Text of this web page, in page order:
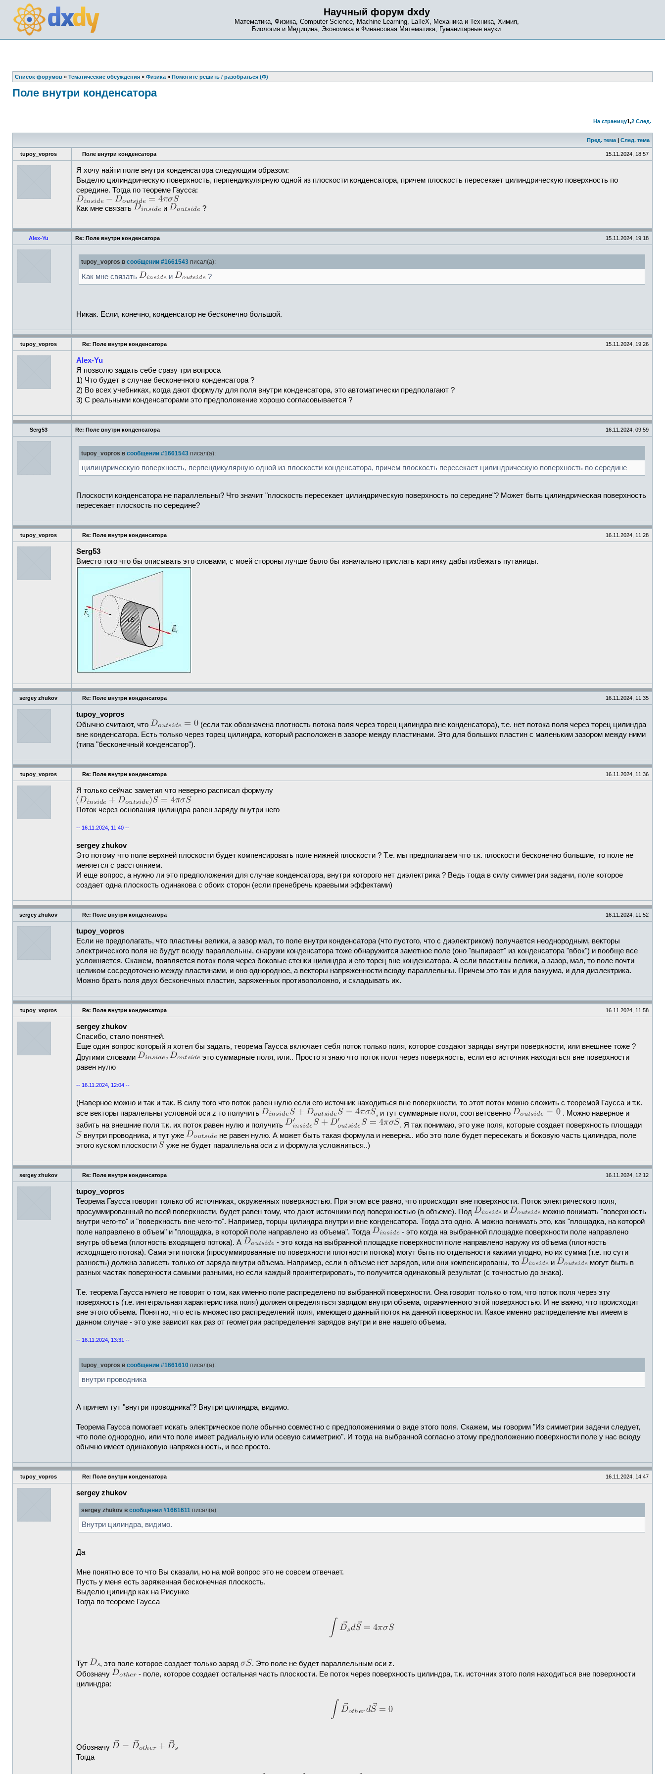
Научный форум dxdy
Математика, Физика, Computer Science, Machine Learning, LaTeX, Механика и Техника, Химия,
Биология и Медицина, Экономика и Финансовая Математика, Гуманитарные науки
Список форумов » Тематические обсуждения » Физика » Помогите решить / разобраться (Ф)
Поле внутри конденсатора
На страницу1,2 След.
Пред. тема | След. тема
tupoy_vopros Поле внутри конденсатора 15.11.2024, 18:57
Я хочу найти поле внутри конденсатора следующим образом:
Выделю цилиндрическую поверхность, перпендикулярную одной из плоскости конденсатора, причем плоскость пересекает цилиндрическую поверхность по
середине. Тогда по теореме Гаусса:
Как мне связать и ?
Alex-Yu Re: Поле внутри конденсатора 15.11.2024, 19:18
tupoy_vopros в сообщении #1661543 писал(а):
Как мне связать и ?
Никак. Если, конечно, конденсатор не бесконечно большой.
tupoy_vopros Re: Поле внутри конденсатора 15.11.2024, 19:26
Alex-Yu
Я позволю задать себе сразу три вопроса
1) Что будет в случае бесконечного конденсатора ?
2) Во всех учебниках, когда дают формулу для поля внутри конденсатора, это автоматически предполагают ?
3) С реальными конденсаторами это предположение хорошо согласовывается ?
Serg53 Re: Поле внутри конденсатора 16.11.2024, 09:59
tupoy_vopros в сообщении #1661543 писал(а):
цилиндрическую поверхность, перпендикулярную одной из плоскости конденсатора, причем плоскость пересекает цилиндрическую поверхность по середине
Плоскости конденсатора не параллельны? Что значит "плоскость пересекает цилиндрическую поверхность по середине"? Может быть цилиндрическая поверхность
пересекает плоскость по середине?
tupoy_vopros Re: Поле внутри конденсатора 16.11.2024, 11:28
Serg53
Вместо того что бы описывать это словами, с моей стороны лучше было бы изначально прислать картинку дабы избежать путаницы.
sergey zhukov Re: Поле внутри конденсатора 16.11.2024, 11:35
tupoy_vopros
Обычно считают, что
(если так обозначена плотность потока поля через торец цилиндра вне конденсатора), т.е. нет потока поля через торец цилиндра
вне конденсатора. Есть только через торец цилиндра, который расположен в зазоре между пластинами. Это для больших пластин с маленьким зазором между ними
(типа "бесконечный конденсатор").
tupoy_vopros Re: Поле внутри конденсатора 16.11.2024, 11:36
Я только сейчас заметил что неверно расписал формулу
Поток через основания цилиндра равен заряду внутри него
-- 16.11.2024, 11:40 --
sergey zhukov
Это потому что поле верхней плоскости будет компенсировать поле нижней плоскости ? Т.е. мы предполагаем что т.к. плоскости бесконечно большие, то поле не
меняется с расстоянием.
И еще вопрос, а нужно ли это предположения для случае конденсатора, внутри которого нет диэлектрика ? Ведь тогда в силу симметрии задачи, поле которое
создает одна плоскость одинакова с обоих сторон (если пренебречь краевыми эффектами)
sergey zhukov Re: Поле внутри конденсатора 16.11.2024, 11:52
tupoy_vopros
Если не предполагать, что пластины велики, а зазор мал, то поле внутри конденсатора (что пустого, что с диэлектриком) получается неоднородным, векторы
электрического поля не будут всюду параллельны, снаружи конденсатора тоже обнаружится заметное поле (оно "выпирает" из конденсатора "вбок") и вообще все
усложняется. Скажем, появляется поток поля через боковые стенки цилиндра и его торец вне конденсатора. А если пластины велики, а зазор, мал, то поле почти
целиком сосредоточено между пластинами, и оно однородное, а векторы напряженности всюду параллельны. Причем это так и для вакуума, и для диэлектрика.
Можно брать поля двух бесконечных пластин, заряженных противоположно, и складывать их.
tupoy_vopros Re: Поле внутри конденсатора 16.11.2024, 11:58
sergey zhukov
Спасибо, стало понятней.
Еще один вопрос который я хотел бы задать, теорема Гаусса включает себя поток только поля, которое создают заряды внутри поверхности, или внешнее тоже ?
Другими словами
это суммарные поля, или.. Просто я знаю что поток поля через поверхность, если его источник находиться вне поверхности
равен нулю
-- 16.11.2024, 12:04 --
(Наверное можно и так и так. В силу того что поток равен нулю если его источник находиться вне поверхности, то этот поток можно сложить с теоремой Гаусса и т.к.
все векторы паралельны условной оси z то получить
, и тут суммарные поля, соответсвенно
. Можно наверное и
забить на внешние поля т.к. их поток равен нулю и получить
. Я так понимаю, это уже поля, которые создает поверхность площади
внутри проводника, и тут уже
не равен нулю. А может быть такая формула и неверна.. ибо это поле будет пересекать и боковую часть цилиндра, поле
этого куском плоскости
уже не будет параллельна оси z и формула усложниться..)
sergey zhukov Re: Поле внутри конденсатора 16.11.2024, 12:12
tupoy_vopros
Теорема Гаусса говорит только об источниках, окруженных поверхностью. При этом все равно, что происходит вне поверхности. Поток электрического поля,
просуммированный по всей поверхности, будет равен тому, что дают источники под поверхностью (в объеме). Под
и
можно понимать "поверхность
внутри чего-то" и "поверхность вне чего-то". Например, торцы цилиндра внутри и вне конденсатора. Тогда это одно. А можно понимать это, как "площадка, на которой
поле направлено в объем" и "площадка, в которой поле направлено из объема". Тогда
- это когда на выбранной площадке поверхности поле направлено
внутрь объема (плотность входящего потока). А
- это когда на выбранной площадке поверхности поле направлено наружу из объема (плотность
исходящего потока). Сами эти потоки (просуммированные по поверхности плотности потока) могут быть по отдельности какими угодно, но их сумма (т.е. по сути
разность) должна зависеть только от заряда внутри объема. Например, если в объеме нет зарядов, или они компенсированы, то
и
могут быть в
разных частях поверхности самыми разными, но если каждый проинтегрировать, то получится одинаковый результат (с точностью до знака).
Т.е. теорема Гаусса ничего не говорит о том, как именно поле распределено по выбранной поверхности. Она говорит только о том, что поток поля через эту
поверхность (т.е. интегральная характеристика поля) должен определяться зарядом внутри объема, ограниченного этой поверхностью. И не важно, что происходит
вне этого объема. Понятно, что есть множество распределений поля, имеющего данный поток на данной поверхности. Какое именно распределение мы имеем в
данном случае - это уже зависит как раз от геометрии распределения зарядов внутри и вне нашего объема.
-- 16.11.2024, 13:31 --
tupoy_vopros в сообщении #1661610 писал(а):
внутри проводника
А причем тут "внутри проводника"? Внутри цилиндра, видимо.
Теорема Гаусса помогает искать электрическое поле обычно совместно с предположениями о виде этого поля. Скажем, мы говорим "Из симметрии задачи следует,
что поле однородно, или что поле имеет радиальную или осевую симметрию". И тогда на выбранной согласно этому предположению поверхности поле у нас всюду
обычно имеет одинаковую напряженность, и все просто.
tupoy_vopros Re: Поле внутри конденсатора 16.11.2024, 14:47
sergey zhukov
sergey zhukov в сообщении #1661611 писал(а):
Внутри цилиндра, видимо.
Да
Мне понятно все то что Вы сказали, но на мой вопрос это не совсем отвечает.
Пусть у меня есть заряженная бесконечная плоскость.
Выделю цилиндр как на Рисунке
Тогда по теореме Гаусса
Тут , это поле которое создает только заряд
. Это поле не будет параллельным оси z.
Обозначу
- поле, которое создает остальная часть плоскости. Ее поток через поверхность цилиндра, т.к. источник этого поля находиться вне поверхности
цилиндра:
Обозначу
Тогда